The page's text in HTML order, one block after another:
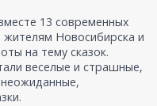
13 современных
Новосибирска и
на тему сказок.
веселые и страшные,